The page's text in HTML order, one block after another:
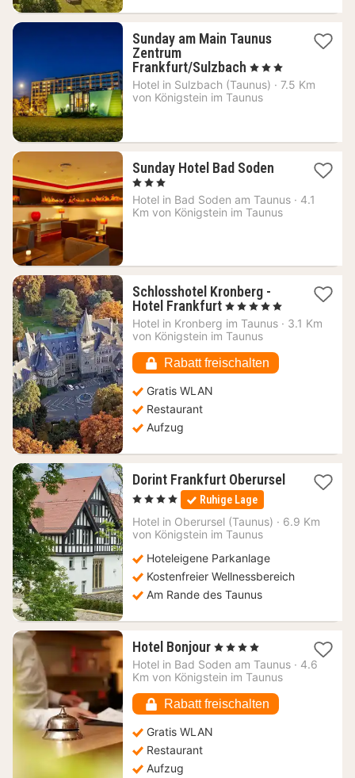
Sunday am Main Taunus
Zentrum
Frankfurt/Sulzbach 1
Nacht
ab
, 3 Sterne
Hotel in Sulzbach (Taunus) · 7.5 Km
von Königstein im Taunus
Sunday Hotel Bad Soden1
ab
84,20
, 3 Sterne
Hotel in Bad Soden am Taunus · 4.1
Km von Königstein im Taunus
Schlosshotel Kronberg -
Hotel Frankfurt 1
Nacht
ab
€
, 5 Sterne
Hotel in Kronberg im Taunus · 3.1 Km
von Königstein im Taunus
Rabatt freischalten
Gratis WLAN
Restaurant
Aufzug
Dorint Frankfurt Oberursel
1
Nacht
ab
111,60
, 4 Sterne Ruhige Lage
Hotel in Oberursel (Taunus) · 6.9 Km
von Königstein im Taunus
Hoteleigene Parkanlage
Kostenfreier Wellnessbereich
Am Rande des Taunus
Hotel Bonjour 1
Nacht
ab
€
, 4 Sterne
Hotel in Bad Soden am Taunus · 4.6
Km von Königstein im Taunus
Rabatt freischalten
Gratis WLAN
Restaurant
Aufzug